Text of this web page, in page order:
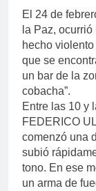
El 24 de
la Paz, ocurrió
hecho
que se
un bar de la
cobacha”.
Entre las 10 y
FEDERICO
comenzó una
subió
tono. En ese
un arma de